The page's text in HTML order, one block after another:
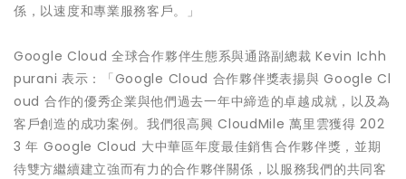
係，以速度和專業服務客戶。」
Google Cloud 全球合作夥伴生態系與通路副總裁 Kevin Ichh
purani 表示：「Google Cloud 合作夥伴獎表揚與 Google Cl
oud 合作的優秀企業與他們過去一年中締造的卓越成就，以及為
客戶創造的成功案例。我們很高興 CloudMile 萬里雲獲得 202
3 年 Google Cloud 大中華區年度最佳銷售合作夥伴獎，並期
待雙方繼續建立強而有力的合作夥伴關係，以服務我們的共同客